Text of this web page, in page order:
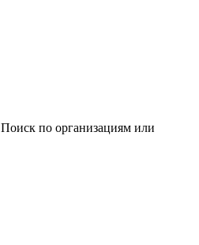
Поиск по организациям или